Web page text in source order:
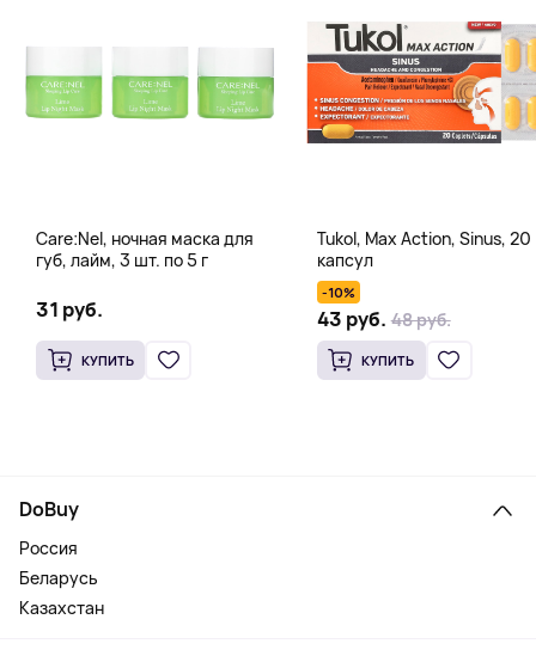
Care:Nel, ночная маска для
губ, лайм, 3 шт. по 5 г
31 руб.
КУПИТЬ
Tukol, Max Action, Sinus, 20
капсул
-10%
43 руб. 48 руб.
КУПИТЬ
DoBuy
Россия
Беларусь
Казахстан